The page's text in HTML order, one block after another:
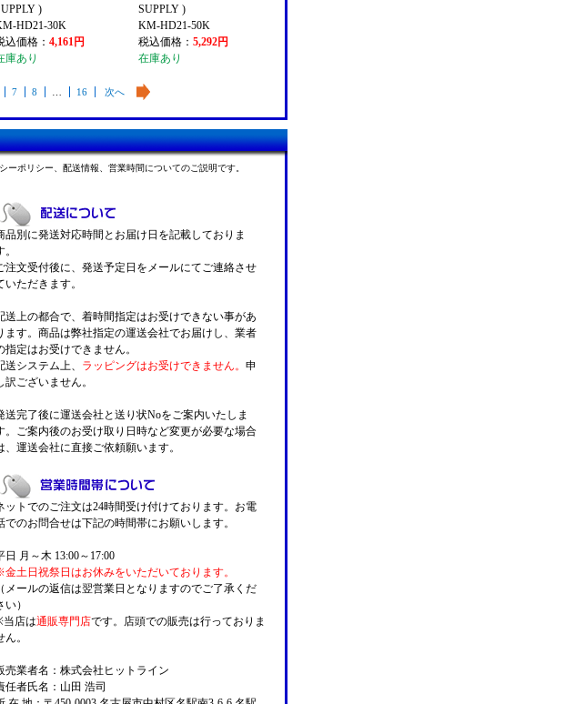
)
HD21-30K
込価格： 4,161円
庫あり
SUPPLY )
KM-HD21-50K
税込価格： 5,292円
在庫あり
7 8 16 次へ
ポリシー、配送情報、営業時間についてのご説明です。
品別に発送対応時間とお届け日を記載しておりま
。
注文受付後に、発送予定日をメールにてご連絡させ
いただきます。
送上の都合で、着時間指定はお受けできない事があ
ます。商品は弊社指定の運送会社でお届けし、業者
指定はお受けできません。
送システム上、
ラッピングはお受けできません。 申
訳ございません。
送完了後に運送会社と送り状Noをご案内いたしま
。ご案内後のお受け取り日時など変更が必要な場合
、運送会社に直接ご依頼願います。
ットでのご注文は24時間受け付けております。お電
でのお問合せは下記の時間帯にお願いします。
日 月～木 13:00～17:00
土日祝祭日はお休みをいただいております。
（メールの返信は翌営業日となりますのでご了承くだ
い）
店は通販専門店です。店頭での販売は行っておりま
ん。
売業者名：株式会社ヒットライン
任者氏名：山田 浩司